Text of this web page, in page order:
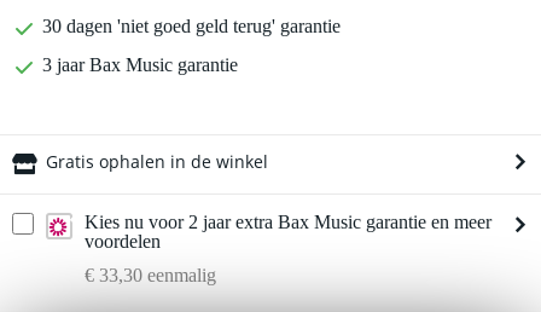
30 dagen 'niet goed geld terug' garantie
3 jaar Bax Music garantie
Gratis ophalen in de winkel
Kies nu voor 2 jaar extra Bax Music garantie en meer
voordelen
€ 33,30 eenmalig